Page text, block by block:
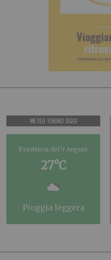
METEO TORINO OGGI
Previsioni del 9 August
27°C
pioggia leggera